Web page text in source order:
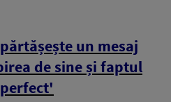
un mesaj
de sine și faptul